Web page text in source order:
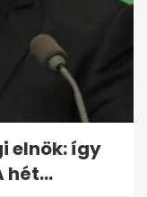
mint
elnök: így
hét...